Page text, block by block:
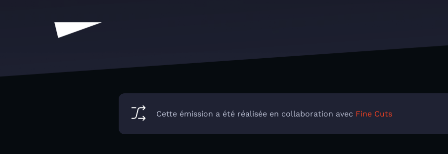
Cette émission a été réalisée en collaboration avec Fine Cuts